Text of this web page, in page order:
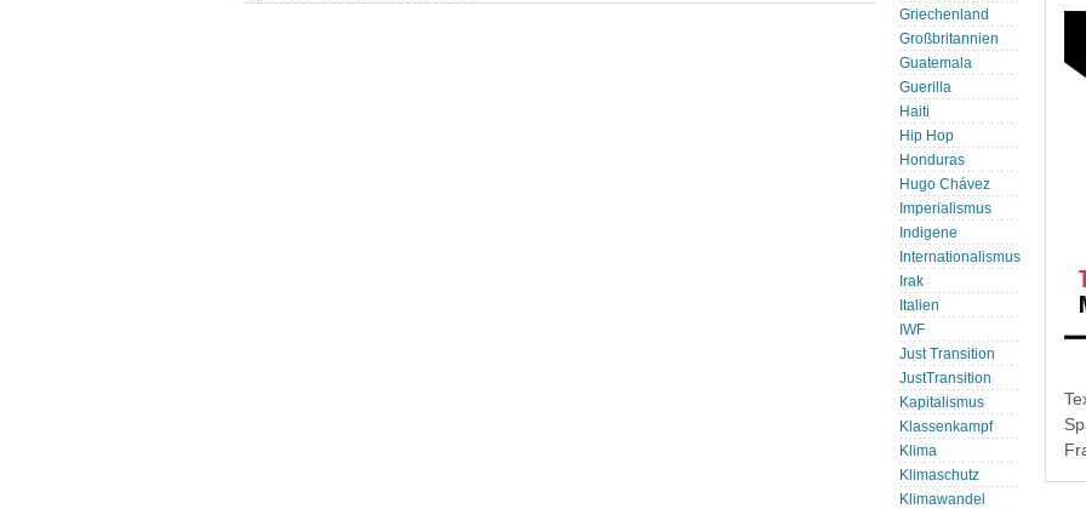
Griechenland
Großbritannien
Guatemala
Guerilla
Haiti
Hip Hop
Honduras
Hugo Chávez
Imperialismus
Indigene
Internationalismus
Irak
Italien
IWF
Just Transition
JustTransition
Kapitalismus
Klassenkampf
Klima
Klimaschutz
Klimawandel